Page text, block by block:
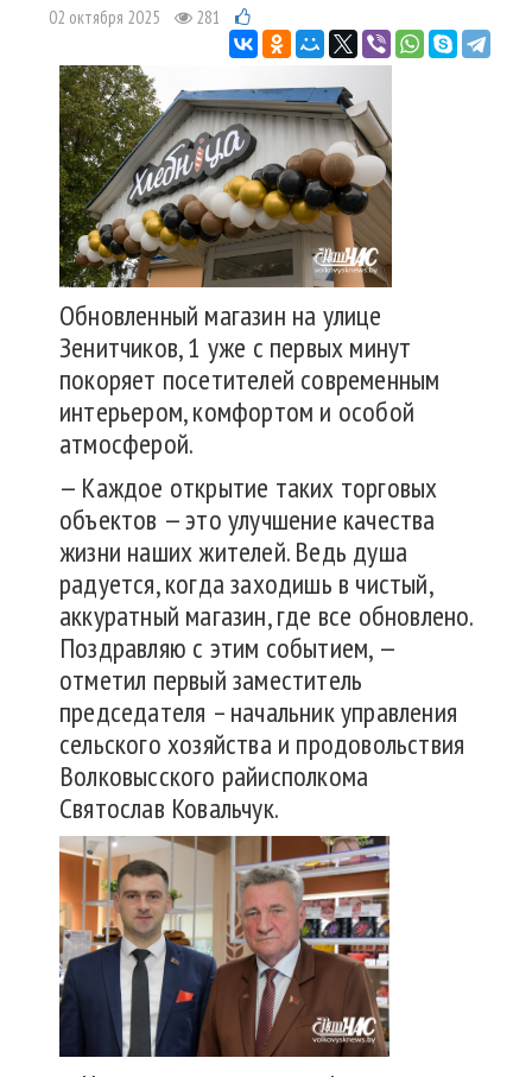
02 октября 2025 281
Обновленный магазин на улице
Зенитчиков, 1 уже с первых минут
покоряет посетителей современным
интерьером, комфортом и особой
атмосферой.
— Каждое открытие таких торговых
объектов — это улучшение качества
жизни наших жителей. Ведь душа
радуется, когда заходишь в чистый,
аккуратный магазин, где все обновлено.
Поздравляю с этим событием, —
отметил первый заместитель
председателя – начальник управления
сельского хозяйства и продовольствия
Волковысского райисполкома
Святослав Ковальчук.